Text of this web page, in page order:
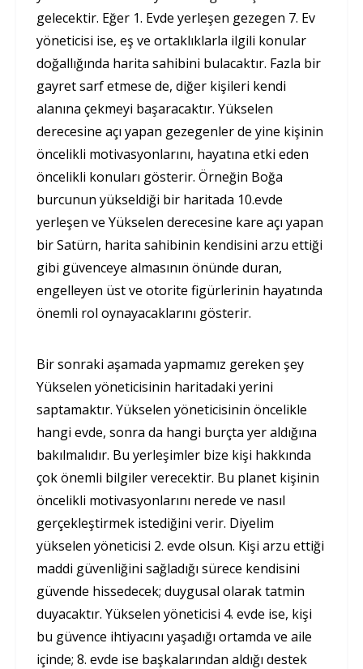
gelecektir. Eğer 1. Evde yerleşen gezegen 7. Ev
yöneticisi ise, eş ve ortaklıklarla ilgili konular
doğallığında harita sahibini bulacaktır. Fazla bir
gayret sarf etmese de, diğer kişileri kendi
alanına çekmeyi başaracaktır. Yükselen
derecesine açı yapan gezegenler de yine kişinin
öncelikli motivasyonlarını, hayatına etki eden
öncelikli konuları gösterir. Örneğin Boğa
burcunun yükseldiği bir haritada 10.evde
yerleşen ve Yükselen derecesine kare açı yapan
bir Satürn, harita sahibinin kendisini arzu ettiği
gibi güvenceye almasının önünde duran,
engelleyen üst ve otorite figürlerinin hayatında
önemli rol oynayacaklarını gösterir.
Bir sonraki aşamada yapmamız gereken şey
Yükselen yöneticisinin haritadaki yerini
saptamaktır. Yükselen yöneticisinin öncelikle
hangi evde, sonra da hangi burçta yer aldığına
bakılmalıdır. Bu yerleşimler bize kişi hakkında
çok önemli bilgiler verecektir. Bu planet kişinin
öncelikli motivasyonlarını nerede ve nasıl
gerçekleştirmek istediğini verir. Diyelim
yükselen yöneticisi 2. evde olsun. Kişi arzu ettiği
maddi güvenliğini sağladığı sürece kendisini
güvende hissedecek; duygusal olarak tatmin
duyacaktır. Yükselen yöneticisi 4. evde ise, kişi
bu güvence ihtiyacını yaşadığı ortamda ve aile
içinde; 8. evde ise başkalarından aldığı destek